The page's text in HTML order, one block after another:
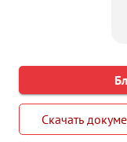
Скачать